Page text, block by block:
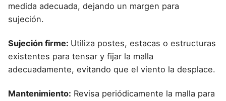
medida adecuada, dejando un margen para
sujeción.
Sujeción firme: Utiliza postes, estacas o estructuras
existentes para tensar y fijar la malla
adecuadamente, evitando que el viento la desplace.
Mantenimiento: Revisa periódicamente la malla para